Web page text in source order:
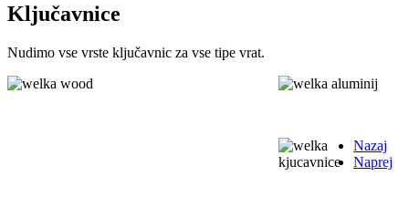
Ključavnice
Nudimo vse vrste ključavnic za vse tipe vrat.
Nazaj
Naprej